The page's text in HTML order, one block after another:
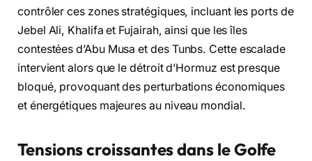
contrôler ces zones stratégiques, incluant les ports de
Jebel Ali, Khalifa et Fujairah, ainsi que les îles
contestées d’Abu Musa et des Tunbs. Cette escalade
intervient alors que le détroit d’Hormuz est presque
bloqué, provoquant des perturbations économiques
et énergétiques majeures au niveau mondial.
Tensions croissantes dans le Golfe